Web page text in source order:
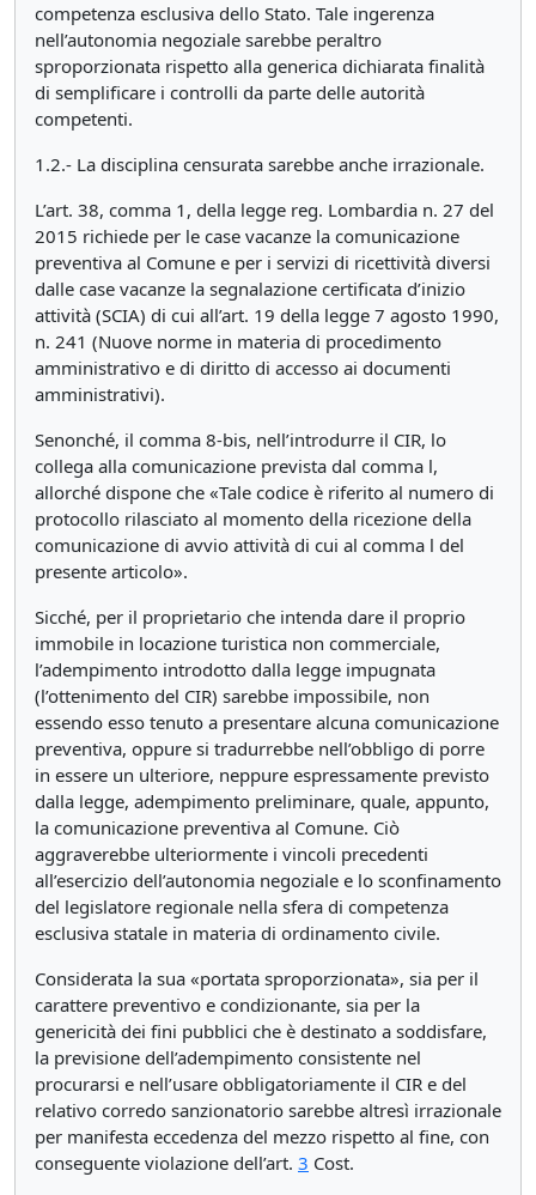
competenza esclusiva dello Stato. Tale ingerenza
nell’autonomia negoziale sarebbe peraltro
sproporzionata rispetto alla generica dichiarata finalità
di semplificare i controlli da parte delle autorità
competenti.
1.2.- La disciplina censurata sarebbe anche irrazionale.
L’art. 38, comma 1, della legge reg. Lombardia n. 27 del
2015 richiede per le case vacanze la comunicazione
preventiva al Comune e per i servizi di ricettività diversi
dalle case vacanze la segnalazione certificata d’inizio
attività (SCIA) di cui all’art. 19 della legge 7 agosto 1990,
n. 241 (Nuove norme in materia di procedimento
amministrativo e di diritto di accesso ai documenti
amministrativi).
Senonché, il comma 8-bis, nell’introdurre il CIR, lo
collega alla comunicazione prevista dal comma l,
allorché dispone che «Tale codice è riferito al numero di
protocollo rilasciato al momento della ricezione della
comunicazione di avvio attività di cui al comma l del
presente articolo».
Sicché, per il proprietario che intenda dare il proprio
immobile in locazione turistica non commerciale,
l’adempimento introdotto dalla legge impugnata
(l’ottenimento del CIR) sarebbe impossibile, non
essendo esso tenuto a presentare alcuna comunicazione
preventiva, oppure si tradurrebbe nell’obbligo di porre
in essere un ulteriore, neppure espressamente previsto
dalla legge, adempimento preliminare, quale, appunto,
la comunicazione preventiva al Comune. Ciò
aggraverebbe ulteriormente i vincoli precedenti
all’esercizio dell’autonomia negoziale e lo sconfinamento
del legislatore regionale nella sfera di competenza
esclusiva statale in materia di ordinamento civile.
Considerata la sua «portata sproporzionata», sia per il
carattere preventivo e condizionante, sia per la
genericità dei fini pubblici che è destinato a soddisfare,
la previsione dell’adempimento consistente nel
procurarsi e nell’usare obbligatoriamente il CIR e del
relativo corredo sanzionatorio sarebbe altresì irrazionale
per manifesta eccedenza del mezzo rispetto al fine, con
conseguente violazione dell’art. 3 Cost.